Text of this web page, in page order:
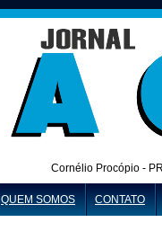
Cornélio Procópio -
QUEM SOMOS CONTATO